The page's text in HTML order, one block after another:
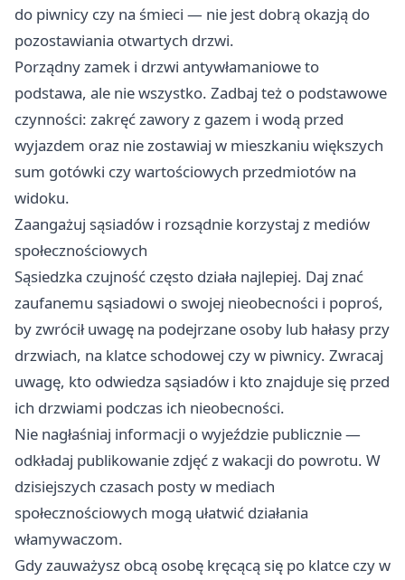
do piwnicy czy na śmieci — nie jest dobrą okazją do
pozostawiania otwartych drzwi.
Porządny zamek i drzwi antywłamaniowe to
podstawa, ale nie wszystko. Zadbaj też o podstawowe
czynności: zakręć zawory z gazem i wodą przed
wyjazdem oraz nie zostawiaj w mieszkaniu większych
sum gotówki czy wartościowych przedmiotów na
widoku.
Zaangażuj sąsiadów i rozsądnie korzystaj z mediów
społecznościowych
Sąsiedzka czujność często działa najlepiej. Daj znać
zaufanemu sąsiadowi o swojej nieobecności i poproś,
by zwrócił uwagę na podejrzane osoby lub hałasy przy
drzwiach, na klatce schodowej czy w piwnicy. Zwracaj
uwagę, kto odwiedza sąsiadów i kto znajduje się przed
ich drzwiami podczas ich nieobecności.
Nie nagłaśniaj informacji o wyjeździe publicznie —
odkładaj publikowanie zdjęć z wakacji do powrotu. W
dzisiejszych czasach posty w mediach
społecznościowych mogą ułatwić działania
włamywaczom.
Gdy zauważysz obcą osobę kręcącą się po klatce czy w